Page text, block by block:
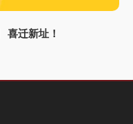
喜迁新址！